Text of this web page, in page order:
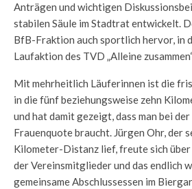
Anträgen und wichtigen
stabilen Säule im Stadtrat entwickelt.
BfB-Fraktion auch sportlich hervor, in
Laufaktion des TVD „Alleine
Mit mehrheitlich Läuferinnen ist die
in die fünf beziehungsweise zehn
und hat damit gezeigt, dass man bei
Frauenquote braucht. Jürgen Ohr, der
Kilometer-Distanz lief, freute sich
der Vereinsmitglieder und das endlich
gemeinsame Abschlussessen im